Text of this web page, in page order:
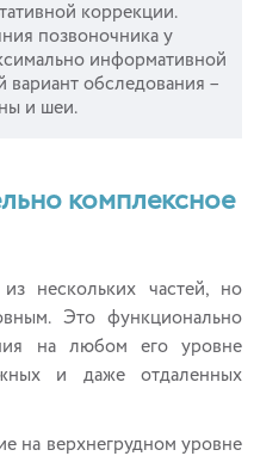
коррекции.
позвоночника у
информативной
обследования ­–
и шеи.
комплексное
нескольких частей, но
Это функционально
на любом его уровне
и даже отдаленных
на верхнегрудном уровне